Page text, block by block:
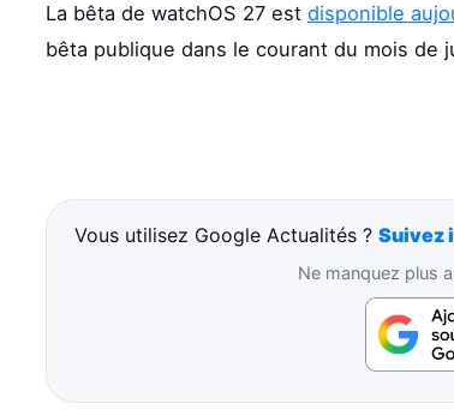
La bêta de watchOS 27 est disponible
bêta publique dans le courant du mois de
Vous utilisez Google Actualités ?Suivez
Ne manquez plus